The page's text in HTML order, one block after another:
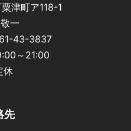
津町ア118-1
一
43-3837
～21:00
休
先